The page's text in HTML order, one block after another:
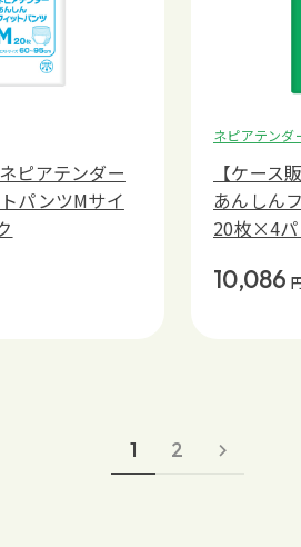
ピアテンダー
パンツMサイ
ネピアテンダ
【ケース
あんしん
20枚×4パ
10,086
1 2